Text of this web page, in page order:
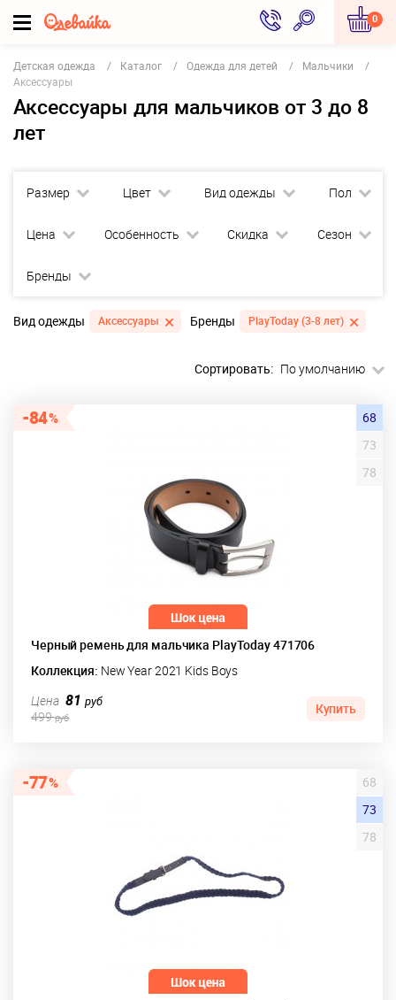
0
Детская одежда Каталог Одежда для детей
Мальчики
Аксессуары
Аксессуары для мальчиков от 3 до 8
лет
Размер Цвет Вид одежды Пол
Цена Особенность Скидка Сезон
Бренды
Вид одежды Аксессуары Бренды PlayToday (3-8 лет)
Сортировать: По умолчанию
84
Черный ремень для мальчика PlayToday 471706
Коллекция: New Year 2021 Kids Boys
68
73
78
Цена 81руб
499руб
Купить
77
68
73
78